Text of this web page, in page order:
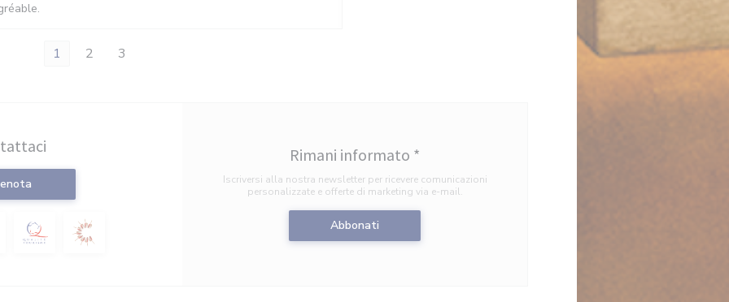
1 2 3
Rimani informato *
Iscriversi alla nostra newsletter per ricevere comunicazioni
personalizzate e offerte di marketing via e-mail.
Abbonati